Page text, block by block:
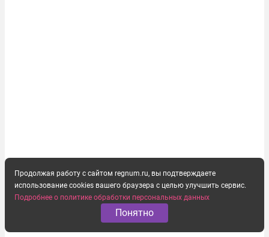
Продолжая работу с сайтом regnum.ru, вы подтверждаете
использование cookies вашего браузера с целью улучшить сервис.
Подробнее о политике обработки персональных данных
Понятно